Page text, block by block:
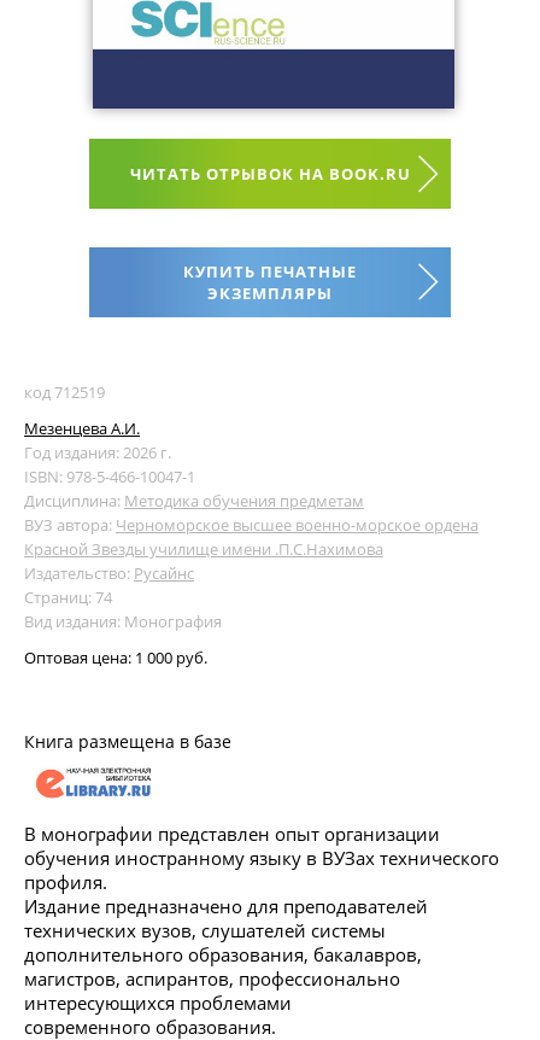
ЧИТАТЬ ОТРЫВОК НА BOOK.RU
КУПИТЬ ПЕЧАТНЫЕ
ЭКЗЕМПЛЯРЫ
код 712519
Мезенцева А.И.
Год издания: 2026 г.
ISBN: 978-5-466-10047-1
Дисциплина: Методика обучения предметам
ВУЗ автора: Черноморское высшее военно-морское ордена
Красной Звезды училище имени .П.С.Нахимова
Издательство: Русайнс
Страниц: 74
Вид издания: Монография
Оптовая цена: 1 000 руб.
Книга размещена в базе
В монографии представлен опыт организации
обучения иностранному языку в ВУЗах технического
профиля.
Издание предназначено для преподавателей
технических вузов, слушателей системы
дополнительного образования, бакалавров,
магистров, аспирантов, профессионально
интересующихся проблемами
современного образования.